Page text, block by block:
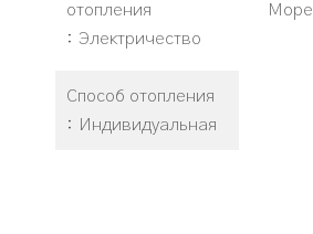
отопления
Электричество
Способ отопления
Индивидуальная
Море